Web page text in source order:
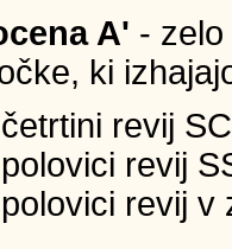
A' -
ki
revij
revij
revij